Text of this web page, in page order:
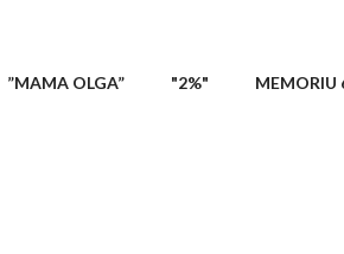
”MAMA OLGA” "2%" MEMORIU